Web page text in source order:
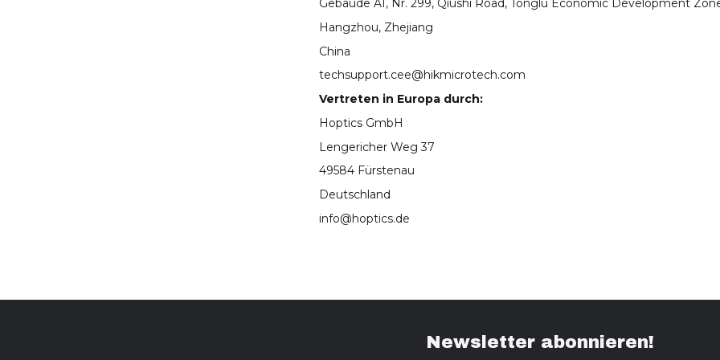
Gebäude A1, Nr. 299, Qiushi Road, Tonglu Economic Development
Hangzhou, Zhejiang
China
techsupport.cee@hikmicrotech.com
Vertreten in Europa durch:
Hoptics GmbH
Lengericher Weg 37
49584 Fürstenau
Deutschland
info@hoptics.de
Newsletter abonnieren!